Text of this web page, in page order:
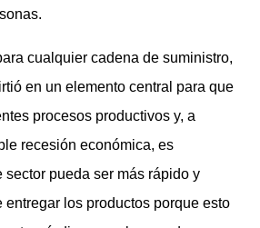
cualquier cadena de suministro,
en un elemento central para que
procesos productivos y, a
recesión económica, es
sector pueda ser más rápido y
entregar los productos porque esto